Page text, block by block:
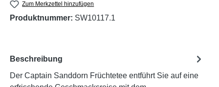
Zum Merkzettel hinzufügen
Produktnummer: SW10117.1
Beschreibung
Der Captain Sanddorn Früchtetee entführt Sie auf eine